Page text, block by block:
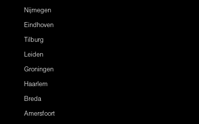
Nijmegen
Eindhoven
Tilburg
Leiden
Groningen
Haarlem
Breda
Amersfoort